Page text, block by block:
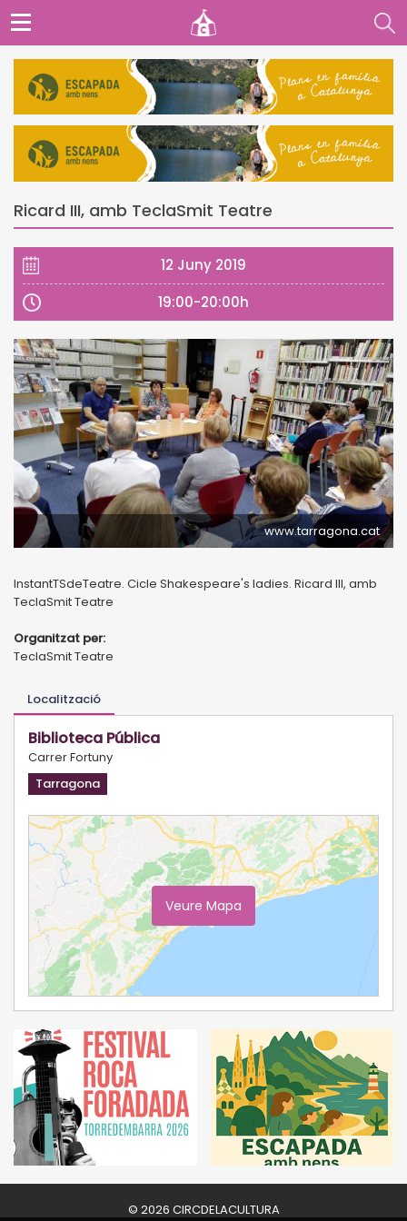
Ricard III, amb TeclaSmit Teatre
12 Juny 2019
19:00-20:00h
www.tarragona.cat
InstantTSdeTeatre. Cicle Shakespeare's ladies. Ricard III, amb
TeclaSmit Teatre
Organitzat per:
TeclaSmit Teatre
Localització
Biblioteca Pública
Carrer Fortuny
Tarragona
Veure Mapa
© 2026 CIRCDELACULTURA